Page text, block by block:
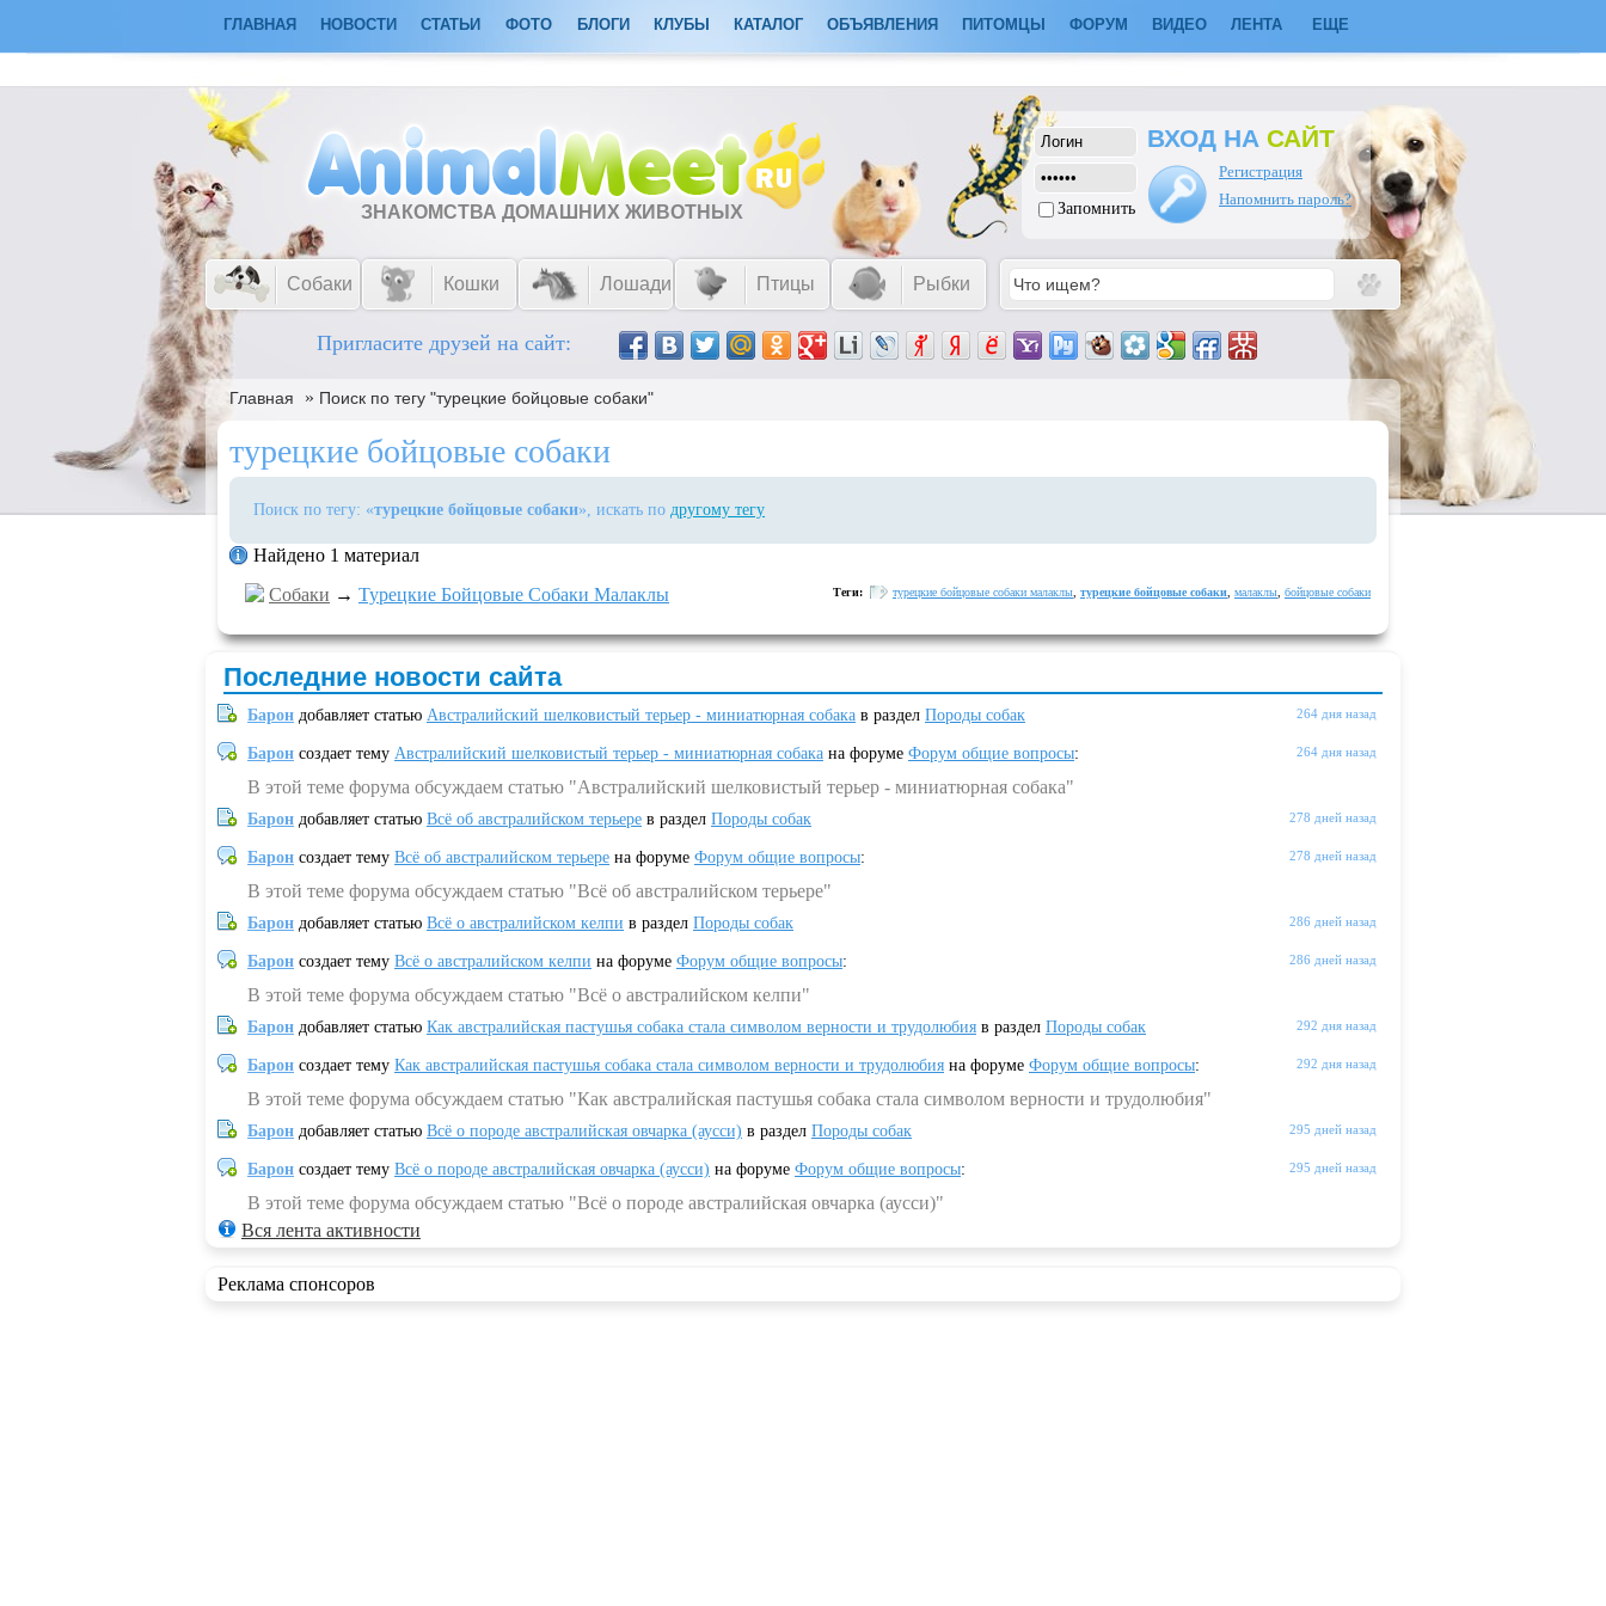
ГЛАВНАЯ НОВОСТИ СТАТЬИ ФОТО БЛОГИ КЛУБЫ КАТАЛОГ ОБЪЯВЛЕНИЯ ПИТОМЦЫ ФОРУМ ВИДЕО ЛЕНТА ЕЩЕ
ЗНАКОМСТВА ДОМАШНИХ ЖИВОТНЫХ Запомнить
ВХОД НА САЙТ
Регистрация
Напомнить пароль?
Собаки Кошки Лошади Птицы Рыбки
Пригласите друзей на сайт:
Главная » Поиск по тегу "турецкие бойцовые собаки"
турецкие бойцовые собаки
Поиск по тегу: «турецкие бойцовые собаки», искать по другому тегу
Найдено 1 материал
Собаки → Турецкие Бойцовые Собаки Малаклы Теги: турецкие бойцовые собаки малаклы турецкие бойцовые собаки малаклы бойцовые собаки
Последние новости сайта
264 дня назад
Барон добавляет статью Австралийский шелковистый терьер - миниатюрная собака в раздел Породы собак
264 дня назад
Барон создает тему Австралийский шелковистый терьер - миниатюрная собака на форуме Форум общие вопросы:
В этой теме форума обсуждаем статью "Австралийский шелковистый терьер - миниатюрная собака"
278 дней назад
Барон добавляет статью Всё об австралийском терьере в раздел Породы собак
278 дней назад
Барон создает тему Всё об австралийском терьере на форуме Форум общие вопросы:
В этой теме форума обсуждаем статью "Всё об австралийском терьере"
286 дней назад
Барон добавляет статью Всё о австралийском келпи в раздел Породы собак
286 дней назад
Барон создает тему Всё о австралийском келпи на форуме Форум общие вопросы:
В этой теме форума обсуждаем статью "Всё о австралийском келпи"
292 дня назад
Барон добавляет статью Как австралийская пастушья собака стала символом верности и трудолюбия в раздел Породы собак
292 дня назад
Барон создает тему Как австралийская пастушья собака стала символом верности и трудолюбия на форуме Форум общие вопросы:
В этой теме форума обсуждаем статью "Как австралийская пастушья собака стала символом верности и трудолюбия"
295 дней назад
Барон добавляет статью Всё о породе австралийская овчарка (аусси) в раздел Породы собак
295 дней назад
Барон создает тему Всё о породе австралийская овчарка (аусси) на форуме Форум общие вопросы:
В этой теме форума обсуждаем статью "Всё о породе австралийская овчарка (аусси)"
Вся лента активности
Реклама спонсоров